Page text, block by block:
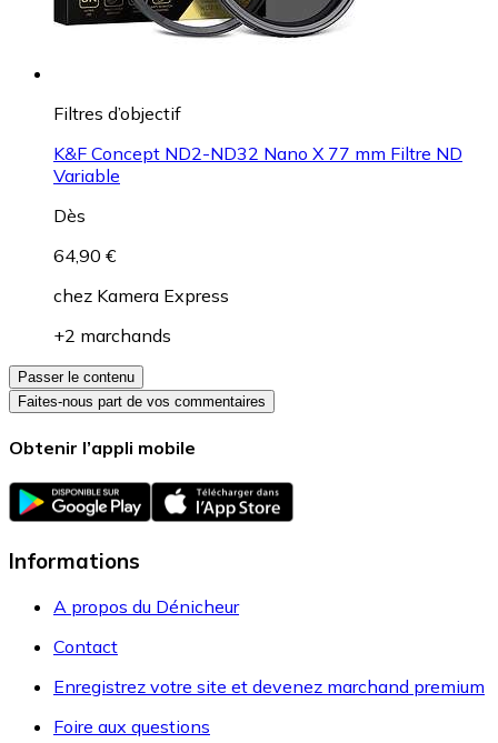
Filtres d’objectif
K&F Concept ND2-ND32 Nano X 77 mm Filtre ND
Variable
Dès
64,90 €
chez Kamera Express
+2 marchands
Passer le contenu
Faites-nous part de vos commentaires
Obtenir l’appli mobile
Informations
A propos du Dénicheur
Contact
Enregistrez votre site et devenez marchand premium
Foire aux questions